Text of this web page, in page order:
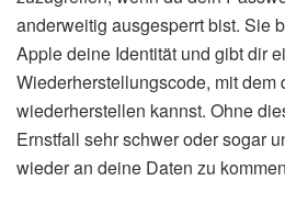
anderweitig ausgesperrt bist. Sie
Apple deine Identität und gibt dir
Wiederherstellungscode, mit dem
wiederherstellen kannst. Ohne
Ernstfall sehr schwer oder sogar
wieder an deine Daten zu